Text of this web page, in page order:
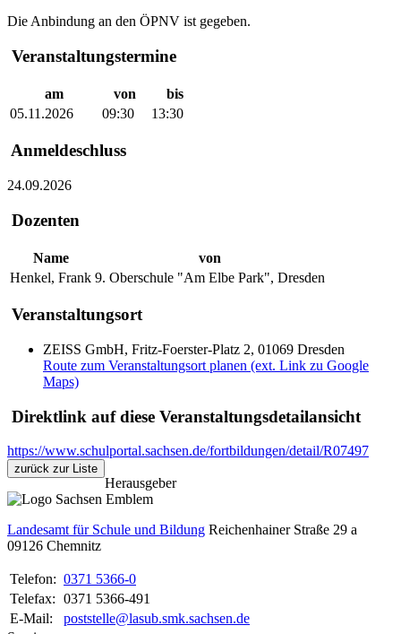
Die Anbindung an den ÖPNV ist gegeben.
Veranstaltungstermine
am von
bis
05.11.2026
09:30 13:30
Anmeldeschluss
24.09.2026
Dozenten
Name
von
Henkel, Frank 9. Oberschule "Am Elbe Park", Dresden
Veranstaltungsort
ZEISS GmbH, Fritz-Foerster-Platz 2, 01069 Dresden
Route zum Veranstaltungsort planen (ext. Link zu Google
Maps)
Direktlink auf diese Veranstaltungsdetailansicht
https://www.schulportal.sachsen.de/fortbildungen/detail/R07497
zurück zur Liste
Herausgeber
Landesamt für Schule und Bildung Reichenhainer Straße 29 a
09126 Chemnitz
Telefon: 0371 5366-0
Telefax: 0371 5366-491
E-Mail:
poststelle@lasub.smk.sachsen.de